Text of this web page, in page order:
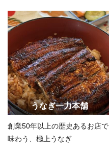
うなぎ一力本舗
創業50年以上の歴史あるお店で
味わう、極上うなぎ